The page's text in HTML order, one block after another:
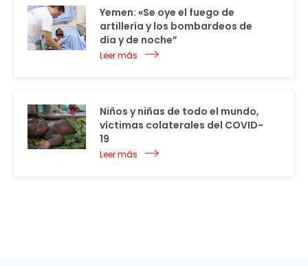
Yemen: «Se oye el fuego de
artillería y los bombardeos de
día y de noche”
Leer más
Niños y niñas de todo el mundo,
víctimas colaterales del COVID-
19
Leer más